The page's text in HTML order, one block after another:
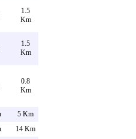
1.5
Km
1.5
Km
0.8
Km
5 Km
14 Km